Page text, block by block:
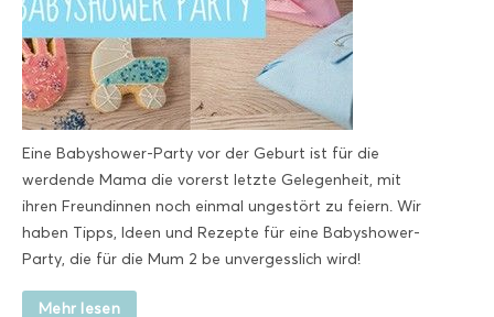
Eine Babyshower-Party vor der Geburt ist für die
werdende Mama die vorerst letzte Gelegenheit, mit
ihren Freundinnen noch einmal ungestört zu feiern. Wir
haben Tipps, Ideen und Rezepte für eine Babyshower-
Party, die für die Mum 2 be unvergesslich wird!
Mehr lesen